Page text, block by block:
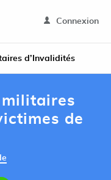
Connexion
d’Invalidités
militaires
de